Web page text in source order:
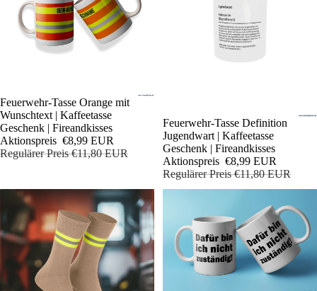
Sale
Feuerwehr-Tasse Orange mit
Wunschtext | Kaffeetasse
Geschenk | Fireandkisses
Aktionspreis €8,99 EUR
Regulärer Preis€11,80 EUR
Sale
Feuerwehr-Tasse Definition
Jugendwart | Kaffeetasse
Geschenk | Fireandkisses
Aktionspreis €8,99 EUR
Regulärer Preis€11,80 EUR